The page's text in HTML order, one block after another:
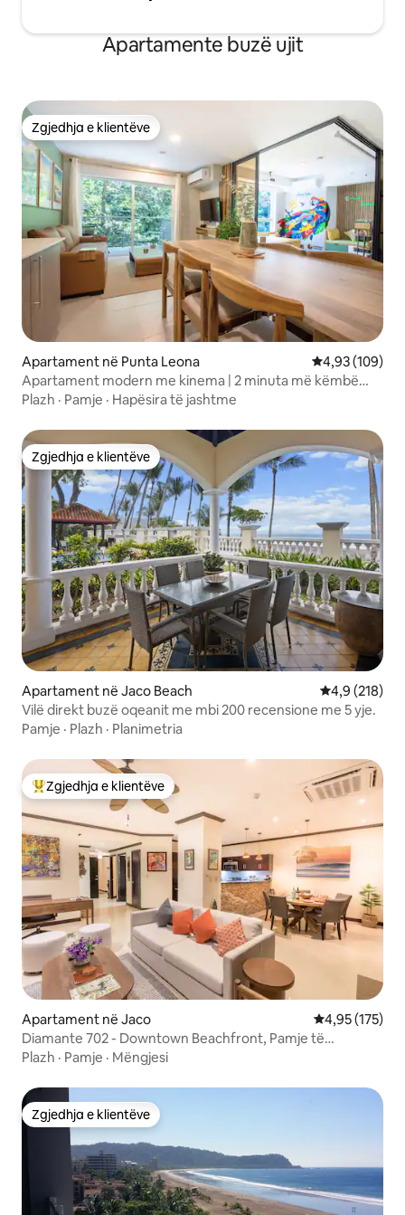
Apartamente buzë ujit
Zgjedhja e klientëve
Zgjedhja e klientëve
Apartament në Punta Leona Vlerësimi
4,93 (109)
Apartament modern me kinema | 2 minuta më këmbë
deri në plazhin Mantas
Plazh · Pamje · Hapësira të jashtme
Zgjedhja e klientëve
Zgjedhja e klientëve
Apartament në Jaco Beach Vlerësimi
4,9 (218)
Vilë direkt buzë oqeanit me mbi 200 recensione me 5 yje.
Pamje · Plazh · Planimetria
Më të mirat e zgjedhjeve të klientëve
Zgjedhja e klientëve
Apartament në Jaco Vlerësimi
4,95 (175)
Diamante 702 - Downtown Beachfront, Pamje të
mrekullueshme!
Plazh · Pamje · Mëngjesi
Zgjedhja e klientëve
Zgjedhja e klientëve